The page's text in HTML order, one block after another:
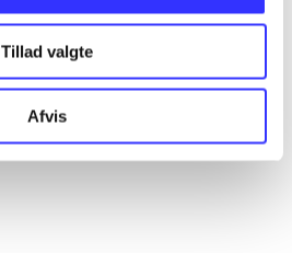
Tillad valgte
Afvis